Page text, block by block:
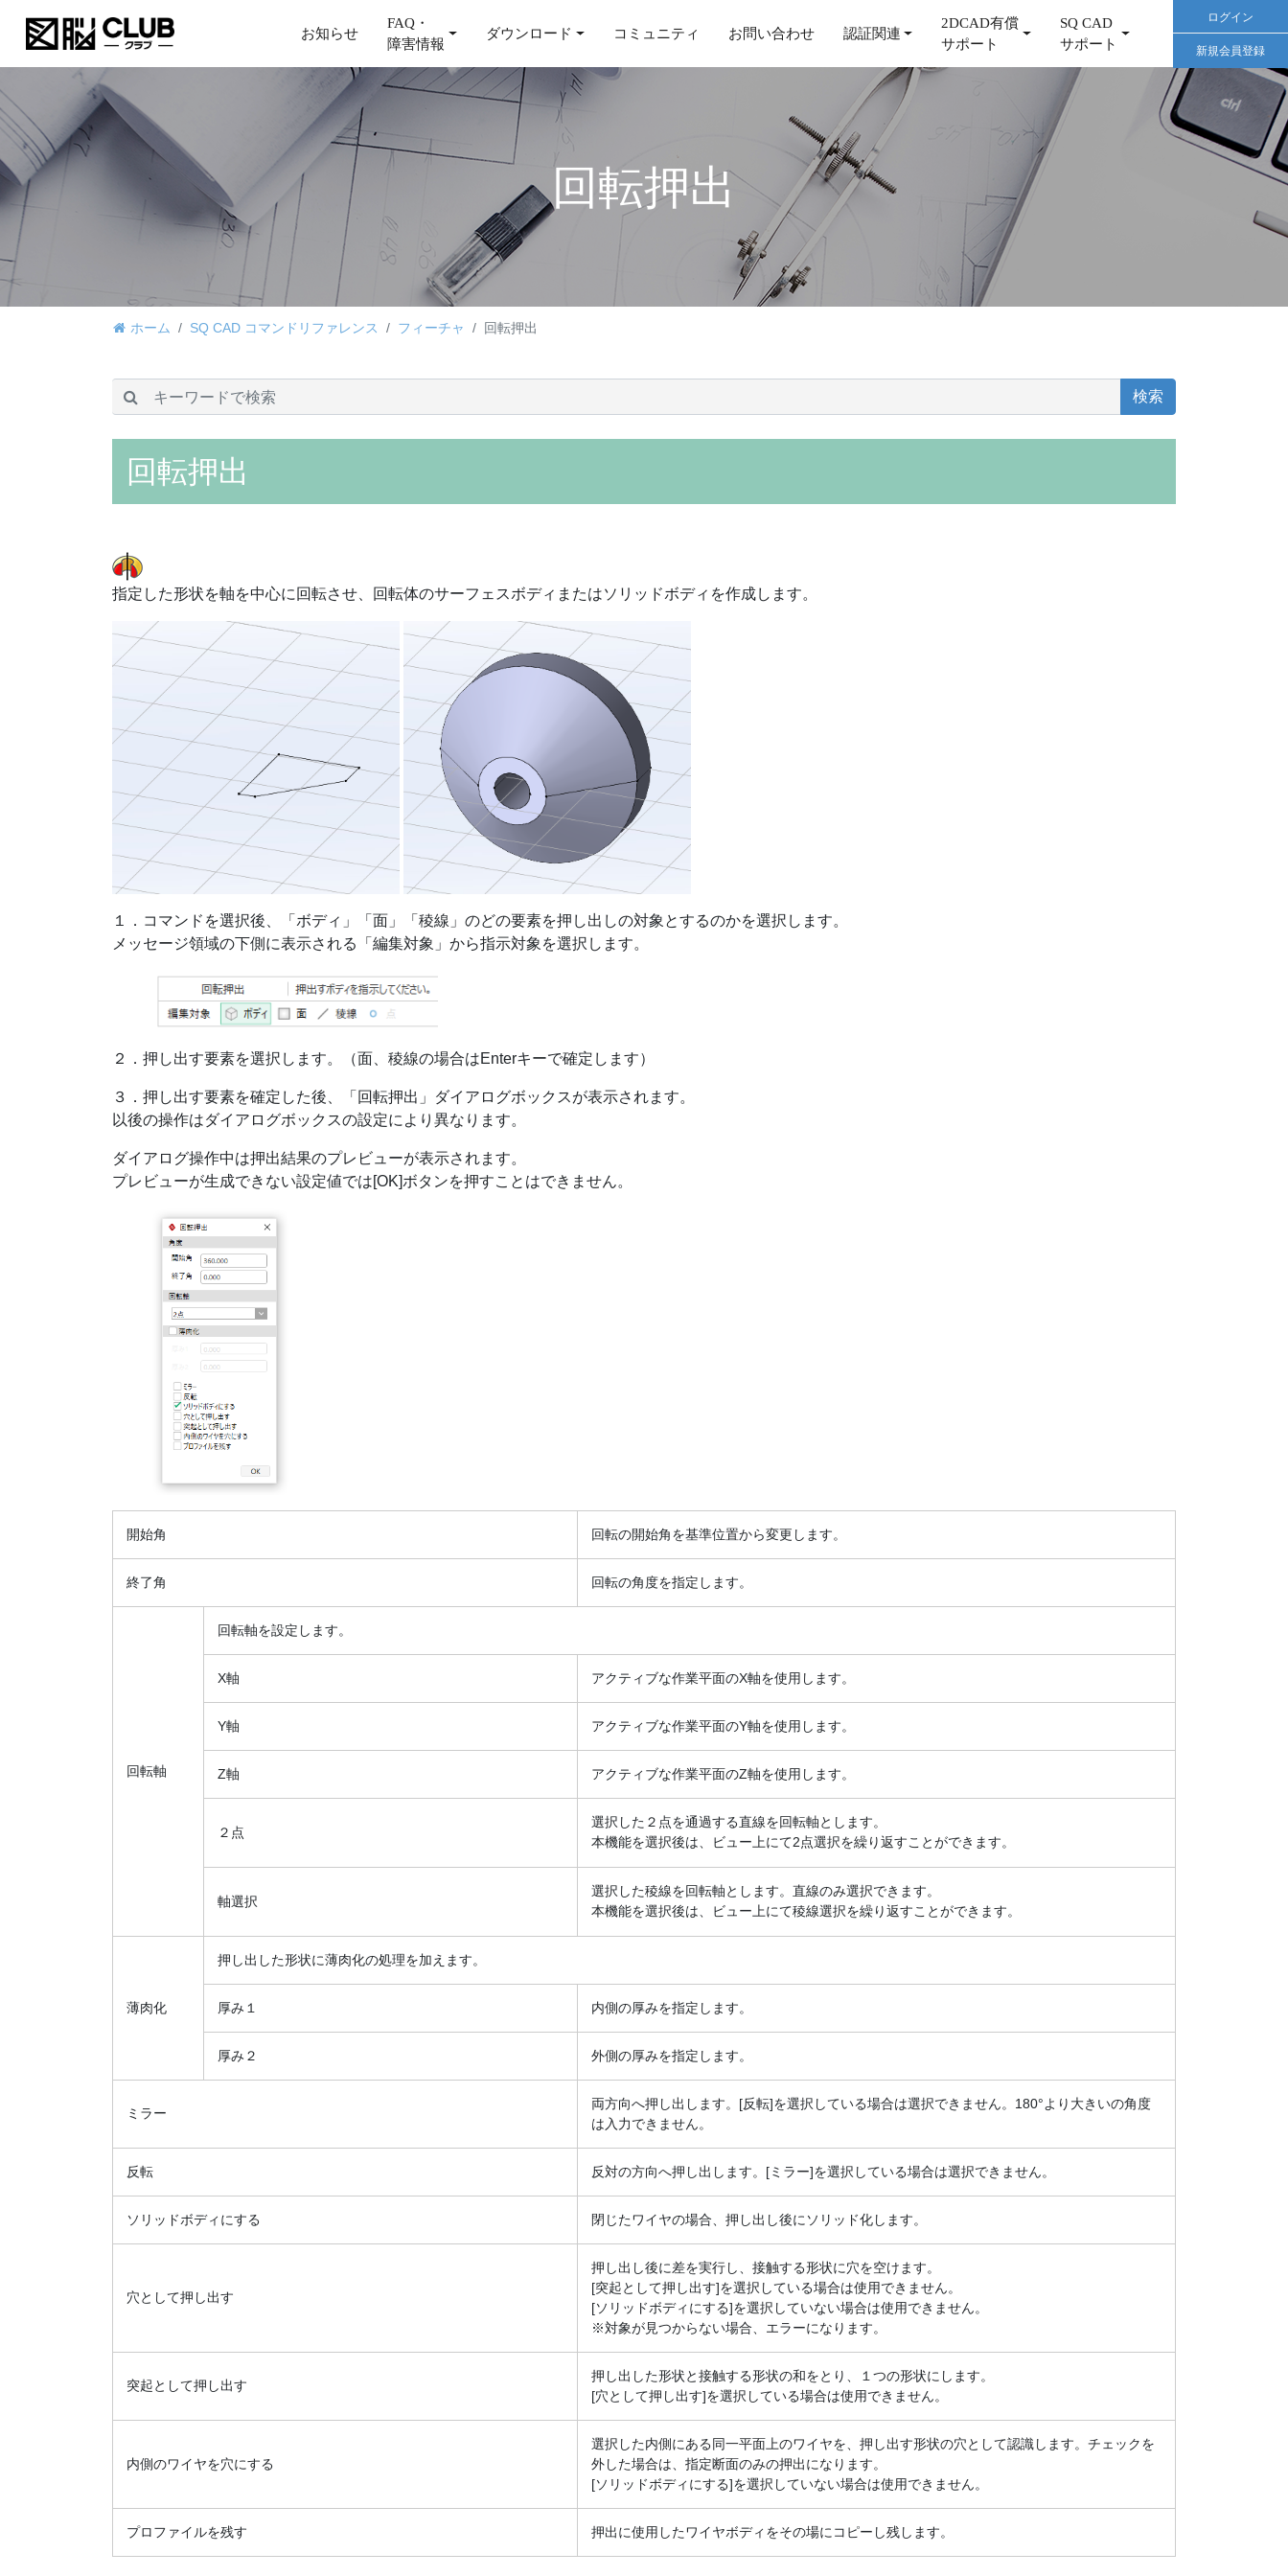
お知らせ
FAQ・
障害情報
ダウンロード コミュニティ お問い合わせ 認証関連
2DCAD有償
サポート
SQ CAD
サポート
ログイン
新規会員登録
回転押出
ホーム SQ CAD コマンドリファレンス フィーチャ 回転押出
検索
回転押出
指定した形状を軸を中心に回転させ、回転体のサーフェスボディまたはソリッドボディを作成します。
１．コマンドを選択後、「ボディ」「面」「稜線」のどの要素を押し出しの対象とするのかを選択します。
メッセージ領域の下側に表示される「編集対象」から指示対象を選択します。
２．押し出す要素を選択します。（面、稜線の場合はEnterキーで確定します）
３．押し出す要素を確定した後、「回転押出」ダイアログボックスが表示されます。
以後の操作はダイアログボックスの設定により異なります。
ダイアログ操作中は押出結果のプレビューが表示されます。
プレビューが生成できない設定値では[OK]ボタンを押すことはできません。
開始角 回転の開始角を基準位置から変更します。
終了角 回転の角度を指定します。
回転軸
回転軸を設定します。
X軸 アクティブな作業平面のX軸を使用します。
Y軸 アクティブな作業平面のY軸を使用します。
Z軸 アクティブな作業平面のZ軸を使用します。
２点
選択した２点を通過する直線を回転軸とします。
本機能を選択後は、ビュー上にて2点選択を繰り返すことができます。
軸選択
選択した稜線を回転軸とします。直線のみ選択できます。
本機能を選択後は、ビュー上にて稜線選択を繰り返すことができます。
薄肉化
押し出した形状に薄肉化の処理を加えます。
厚み１ 内側の厚みを指定します。
厚み２ 外側の厚みを指定します。
ミラー
両方向へ押し出します。[反転]を選択している場合は選択できません。180°より大きいの角度
は入力できません。
反転 反対の方向へ押し出します。[ミラー]を選択している場合は選択できません。
ソリッドボディにする 閉じたワイヤの場合、押し出し後にソリッド化します。
穴として押し出す
押し出し後に差を実行し、接触する形状に穴を空けます。
[突起として押し出す]を選択している場合は使用できません。
[ソリッドボディにする]を選択していない場合は使用できません。
※対象が見つからない場合、エラーになります。
突起として押し出す
押し出した形状と接触する形状の和をとり、１つの形状にします。
[穴として押し出す]を選択している場合は使用できません。
内側のワイヤを穴にする
選択した内側にある同一平面上のワイヤを、押し出す形状の穴として認識します。チェックを
外した場合は、指定断面のみの押出になります。
[ソリッドボディにする]を選択していない場合は使用できません。
プロファイルを残す 押出に使用したワイヤボディをその場にコピーし残します。